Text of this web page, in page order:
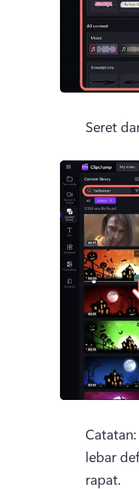
Seret
lebar
rapat.